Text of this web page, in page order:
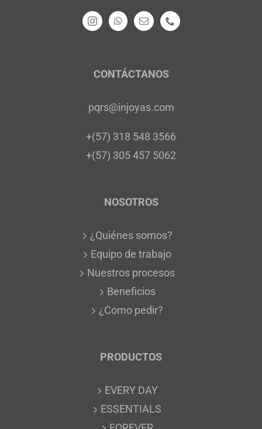
CONTÁCTANOS
pqrs@injoyas.com
+(57) 318 548 3566
+(57) 305 457 5062
NOSOTROS
¿Quiénes somos?
Equipo de trabajo
Nuestros procesos
Beneficios
¿Como pedir?
PRODUCTOS
EVERY DAY
ESSENTIALS